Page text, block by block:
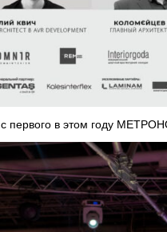
первого в этом году